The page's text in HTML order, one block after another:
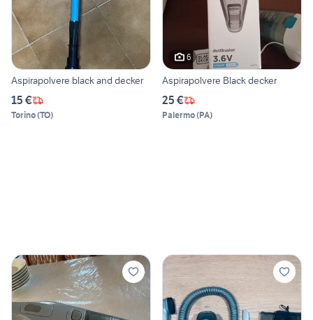
Aspirapolvere black and decker
15 €
Torino(TO)
6
Aspirapolvere Black decker
25 €
Palermo(PA)